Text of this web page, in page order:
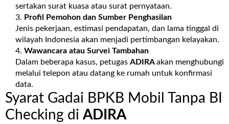
sertakan surat kuasa atau surat pernyataan.
Profil Pemohon dan Sumber Penghasilan
Jenis pekerjaan, estimasi pendapatan, dan lama tinggal di
wilayah Indonesia akan menjadi pertimbangan kelayakan.
Wawancara atau Survei Tambahan
Dalam beberapa kasus, petugas ADIRAakan menghubungi
melalui telepon atau datang ke rumah untuk konfirmasi
data.
Syarat Gadai BPKB Mobil Tanpa BI
Checking di ADIRA